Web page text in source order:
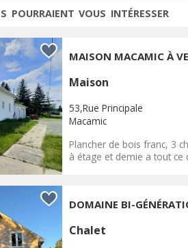
POURRAIENT VOUS INTÉRESSER
MAISON MACAMIC À
Maison
53,Rue Principale
Macamic
Plancher de bois franc, 3
à étage et demie a tout ce
DOMAINE BI-
Chalet